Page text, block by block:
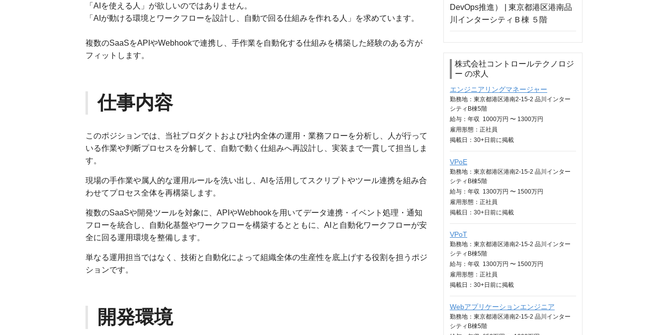
「AIを使える人」が欲しいのではありません。
「AIが動ける環境とワークフローを設計し、自動で回る仕組みを作れる人」を求めています。
複数のSaaSをAPIやWebhookで連携し、手作業を自動化する仕組みを構築した経験のある方が
フィットします。
仕事内容
このポジションでは、当社プロダクトおよび社内全体の運用・業務フローを分析し、人が行って
いる作業や判断プロセスを分解して、自動で動く仕組みへ再設計し、実装まで一貫して担当しま
す。
現場の手作業や属人的な運用ルールを洗い出し、AIを活用してスクリプトやツール連携を組み合
わせてプロセス全体を再構築します。
複数のSaaSや開発ツールを対象に、APIやWebhookを用いてデータ連携・イベント処理・通知
フローを統合し、自動化基盤やワークフローを構築するとともに、AIと自動化ワークフローが安
全に回る運用環境を整備します。
単なる運用担当ではなく、技術と自動化によって組織全体の生産性を底上げする役割を担うポジ
ションです。
開発環境
株式会社コントロールテクノロジ
ー の求人
エンジニアリングマネージャー
勤務地：東京都港区港南2-15-2 品川インター
シティB棟5階
給与： 年収 1000万円 〜 1300万円
雇用形態：正社員
掲載日： 30+日 前に掲載
VPoE
勤務地：東京都港区港南2-15-2 品川インター
シティB棟5階
給与： 年収 1300万円 〜 1500万円
雇用形態：正社員
掲載日： 30+日 前に掲載
VPoT
勤務地：東京都港区港南2-15-2 品川インター
シティB棟5階
給与： 年収 1300万円 〜 1500万円
雇用形態：正社員
掲載日： 30+日 前に掲載
Webアプリケーションエンジニア
勤務地：東京都港区港南2-15-2 品川インター
シティB棟5階